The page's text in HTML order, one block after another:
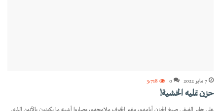
7 مايو 2022 0 3٬718
حزن تمليه الخشية!